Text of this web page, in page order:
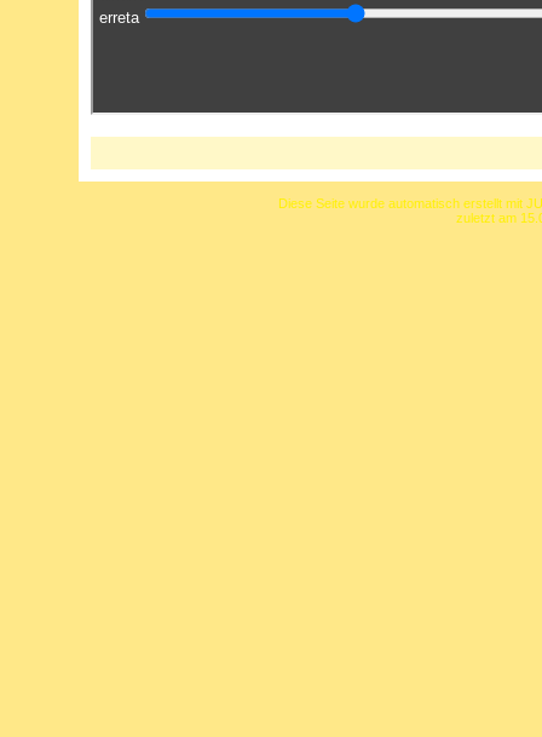
Diese Seite wurde automatisch erstellt mit
zuletzt am